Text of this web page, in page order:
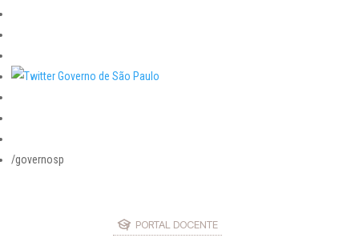
/governosp
PORTAL DOCENTE